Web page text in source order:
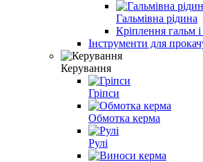
Гальмівна рідина
Кріплення гальм і
Інструменти для
Керування
Гріпси
Обмотка керма
Рулі